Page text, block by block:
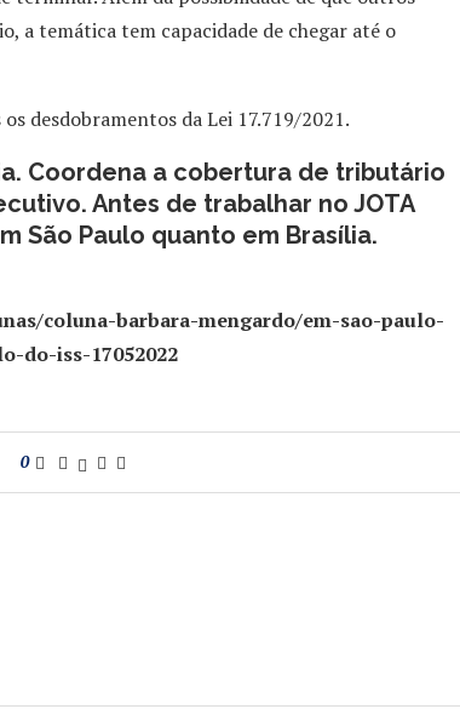
a temática tem capacidade de chegar até o
desdobramentos da Lei 17.719/2021.
Coordena a cobertura de tributário
Antes de trabalhar no JOTA
São Paulo quanto em Brasília.
coluna-barbara-mengardo/em-sao-paulo-
do-iss-17052022
0